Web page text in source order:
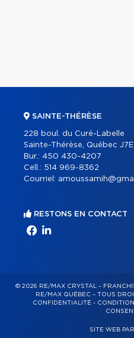
SAINTE-THÉRÈSE
228 boul. du Curé-Labelle
Sainte-Thérèse, Québec
Bur.: 450 430-4207
Cell.: 514 969-8362
Courriel:
RESTONS EN CONTACT
© 2026 RE/MAX CRYSTAL –
RE/MAX QUÉBEC – TOUS
CONFIDENTIALITÉ-
SITE WEB PAR